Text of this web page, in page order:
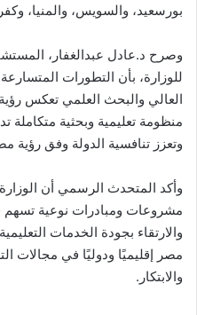
بورسعيد، والسويس، والمنيا،
وصرح د.عادل عبدالغفار،
للوزارة، بأن التطورات
العالي والبحث العلمي تعكس
منظومة تعليمية وبحثية متكاملة
وتعزز تنافسية الدولة وفق رؤية مصر
وأكد المتحدث الرسمي أن
مشروعات ومبادرات نوعية تسهم
والارتقاء بجودة الخدمات
مصر إقليميًا ودوليًا في مجالات
والابتكار.